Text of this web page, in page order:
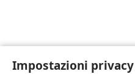
Impostazioni privacy